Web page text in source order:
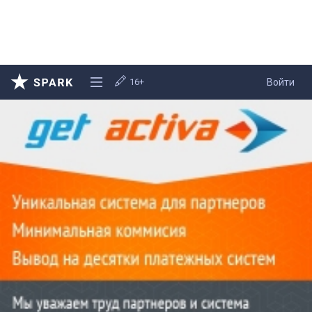
Войти
16+